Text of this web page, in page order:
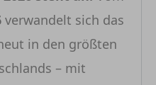
verwandelt sich das
in den größten
– mit